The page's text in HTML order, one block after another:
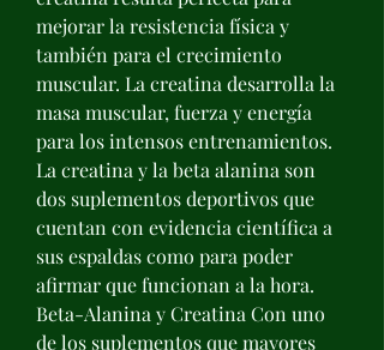
mejorar la resistencia física y
también para el crecimiento
muscular. La creatina desarrolla la
masa muscular, fuerza y energía
para los intensos entrenamientos.
La creatina y la beta alanina son
dos suplementos deportivos que
cuentan con evidencia científica a
sus espaldas como para poder
afirmar que funcionan a la hora.
Beta-Alanina y Creatina Con uno
de los suplementos que mayores